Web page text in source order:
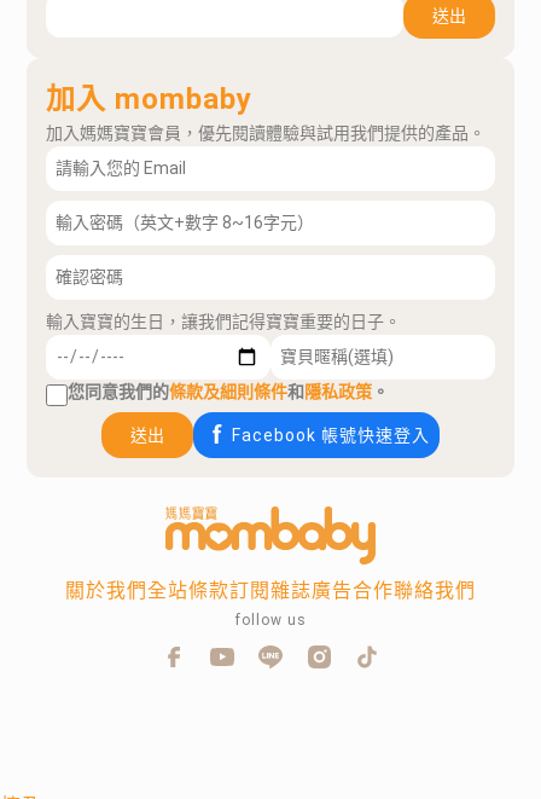
送出
加入 mombaby
加入媽媽寶寶會員，優先閱讀體驗與試用我們提供的產品。
輸入寶寶的生日，讓我們記得寶寶重要的日子。
您同意我們的條款及細則條件和隱私政策 。
送出 Facebook 帳號快速登入
關於我們全站條款訂閱雜誌廣告合作聯絡我們
follow us